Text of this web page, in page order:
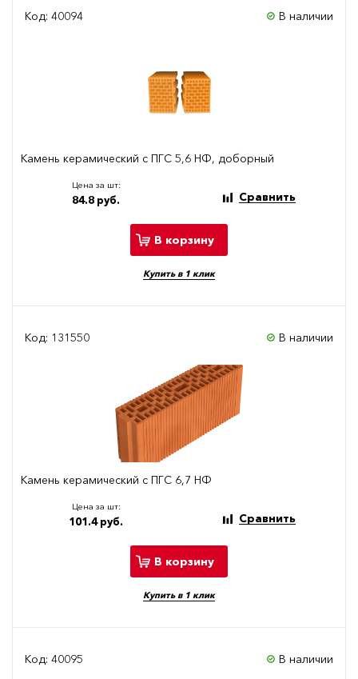
Код: 40094 В наличии
Камень керамический с ПГС 5,6 НФ, доборный
Цена за шт:
84.8 руб. Сравнить
В корзину
Купить в 1 клик
Код: 131550 В наличии
Камень керамический с ПГС 6,7 НФ
Цена за шт:
101.4 руб. Сравнить
В корзину
Купить в 1 клик
Код: 40095 В наличии